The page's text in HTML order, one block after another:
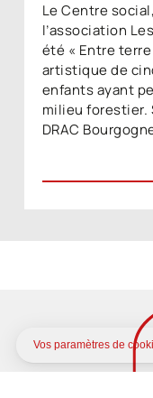
Le Centre
l’association
été « Entre
artistique de
enfants ayant
milieu forestier.
DRAC